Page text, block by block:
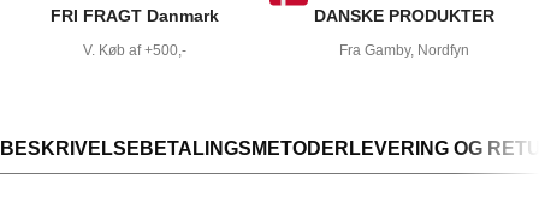
FRI FRAGT Danmark
V. Køb af +500,-
DANSKE PRODUKTER
Fra Gamby, Nordfyn
BESKRIVELSE BETALINGSMETODER LEVERING OG